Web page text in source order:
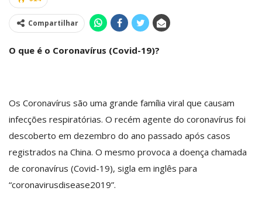
Compartilhar
O que é o Coronavírus (Covid-19)?
Os Coronavírus são uma grande família viral que causam
infecções respiratórias. O recém agente do coronavírus foi
descoberto em dezembro do ano passado após casos
registrados na China. O mesmo provoca a doença chamada
de coronavírus (Covid-19), sigla em inglês para
“coronavirusdisease2019”.